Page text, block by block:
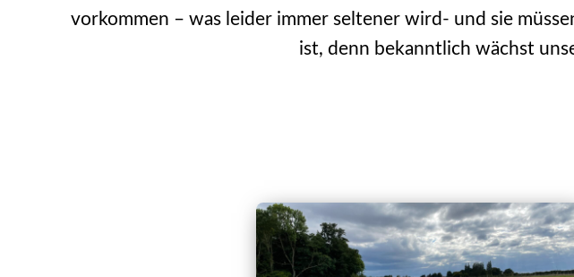
vorkommen – was leider immer seltener wird- und sie
ist, denn bekanntlich wächst